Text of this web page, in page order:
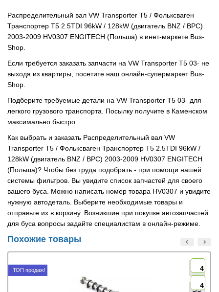
Распределительный вал VW Transporter T5 / Фольксваген
Транспортер Т5 2.5TDI 96kW / 128kW (двигатель BNZ / BPC)
2003-2009 HV0307 ENGITECH (Польша) в инет-маркете Bus-
Shop.
Если требуется заказать запчасти на VW Transporter T5 03- не
выходя из квартиры, посетите наш онлайн-супермаркет Bus-
Shop.
Подберите требуемые детали на VW Transporter T5 03- для
легкого грузового транспорта. Посылку получите в Каменском
максимально быстро.
Как выбрать и заказать Распределительный вал VW
Transporter T5 / Фольксваген Транспортер Т5 2.5TDI 96kW /
128kW (двигатель BNZ / BPC) 2003-2009 HV0307 ENGITECH
(Польша)? Чтобы без труда подобрать - при помощи нашей
системы фильтров. Вы увидите список запчастей для своего
вашего буса. Можно написать номер товара HV0307 и увидите
нужную автодеталь. Выберите необходимые товары и
отправьте их в корзину. Возникшие при покупке автозапчастей
для буса вопросы задайте специалистам в онлайн-режиме.
Похожие товары
ТОП продаж! 4
4